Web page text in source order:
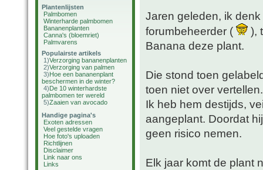
Plantenlijsten
Palmbomen
Winterharde palmbomen
Bananenplanten
Canna's (bloemriet)
Palmvarens
Populairste artikels
1)Verzorging bananenplanten
2)Verzorging van palmen
3)Hoe een bananenplant
beschermen in de winter?
4)De 10 winterhardste
palmbomen ter wereld
5)Zaaien van avocado
Handige pagina's
Exoten adressen
Veel gestelde vragen
Hoe foto's uploaden
Richtlijnen
Disclaimer
Link naar ons
Links
Jaren geleden, ik
forumbeheerder (
),
Banana deze plant.
Die stond toen
toen niet over vertellen.
Ik heb hem destijds,
aangeplant. Doordat
geen risico nemen.
Elk jaar komt de plant